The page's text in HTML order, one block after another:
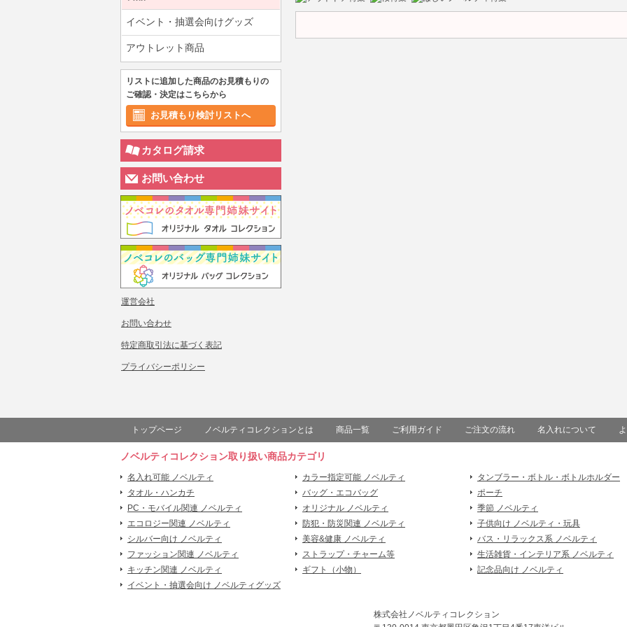
イベント・抽選会向けグッズ
アウトレット商品
リストに追加した商品のお見積もりの
ご確認・決定はこちらから
お見積もり検討リストへ
カタログ請求
お問い合わせ
運営会社
お問い合わせ
特定商取引法に基づく表記
プライバシーポリシー
トップページ ノベルティコレクションとは 商品一覧 ご利用ガイド ご注文の流れ 名入れについて
ノベルティコレクション取り扱い商品カテゴリ
名入れ可能 ノベルティ カラー指定可能 ノベルティ タンブラー・ボトル・ボトルホルダー
タオル・ハンカチ
バッグ・エコバッグ ポーチ
PC・モバイル関連 ノベルティ
オリジナル ノベルティ 季節 ノベルティ
エコロジー関連 ノベルティ
防犯・防災関連 ノベルティ 子供向け ノベルティ・玩具
シルバー向け ノベルティ
美容&健康 ノベルティ バス・リラックス系 ノベルティ
ファッション関連 ノベルティ
ストラップ・チャーム等 生活雑貨・インテリア系 ノベルティ
キッチン関連 ノベルティ
ギフト（小物） 記念品向け ノベルティ
イベント・抽選会向け ノベルティグッズ
株式会社ノベルティコレクション